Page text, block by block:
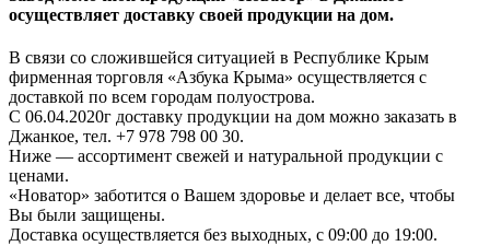
осуществляет доставку своей продукции на дом.
В связи со сложившейся ситуацией в Республике Крым
фирменная торговля «Азбука Крыма» осуществляется с
доставкой по всем городам полуострова.
С 06.04.2020г доставку продукции на дом можно заказать в
Джанкое, тел. +7 978 798 00 30.
Ниже — ассортимент свежей и натуральной продукции с
ценами.
«Новатор» заботится о Вашем здоровье и делает все, чтобы
Вы были защищены.
Доставка осуществляется без выходных, с 09:00 до 19:00.